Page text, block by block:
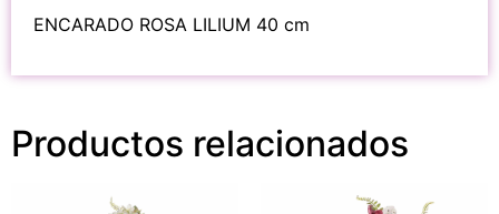
ENCARADO ROSA LILIUM 40 cm
Productos relacionados